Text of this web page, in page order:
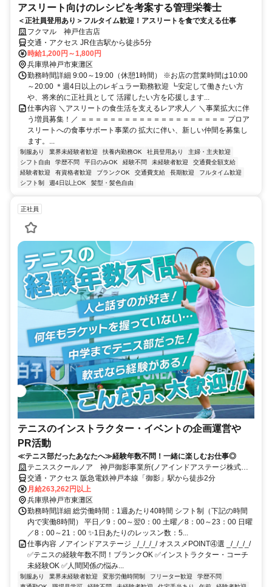
アスリート向けのレシピを考案する管理栄養士
＜正社員登用あり＞フルタイム歓迎！アスリートを食で支える仕事
フクマル 神戸住吉店
交通・アクセス JR住吉駅から徒歩5分
時給1,200円～1,800円
兵庫県神戸市東灘区
勤務時間詳細 9:00～19:00（休憩1時間） ※お店の営業時間は10:00
～20:00 ＊週4日以上のレギュラー勤務歓迎 ┗安定して働きたい方
や、将来的に正社員として 活躍したい方を応援します...
仕事内容 ＼アスリートの食生活を支えるレア求人／ ＼事業拡大に伴
う増員募集！／ ＝＝＝＝＝＝＝＝＝＝＝＝＝＝＝＝＝＝＝＝ プロア
スリートへの食事サポート事業の 拡大に伴い、新しい仲間を募集し
ます。...
制服あり 業界未経験者歓迎 扶養内勤務OK 社員登用あり
主婦・主夫歓迎
シフト自由
学歴不問 平日のみOK 経験不問 未経験者歓迎
交通費全額支給
経験者歓迎
有資格者歓迎 ブランクOK 交通費支給 長期歓迎
フルタイム歓迎
シフト制
週4日以上OK 髪型・髪色自由
正社員
テニスのインストラクター・イベントの企画運営や
PR活動
≪テニス部だったあなたへ≫経験年数不問！一緒に楽しむお仕事◎
テニススクールノア 神戸御影事業所(ノアインドアステージ株式会
社)
交通・アクセス 阪急電鉄神戸本線「御影」駅から徒歩2分
月給263,262円以上
兵庫県神戸市東灘区
勤務時間詳細 総労働時間：1週あたり40時間 シフト制（下記の時間
内で実働8時間） 平日／9：00～翌0：00 土曜／8：00～23：00 日曜
／8：00～21：00 ✨1日あたりのレッスン数：5...
仕事内容 ノアインドアステージ _/_/_/_/ オススメPOINT④選 _/_/_/_/
✅テニスの経験年数不問！ブランクOK ✅インストラクター・コーチ
未経験OK ✅人間関係の悩み...
制服あり 業界未経験者歓迎 変形労働時間制 フリーター歓迎
学歴不問